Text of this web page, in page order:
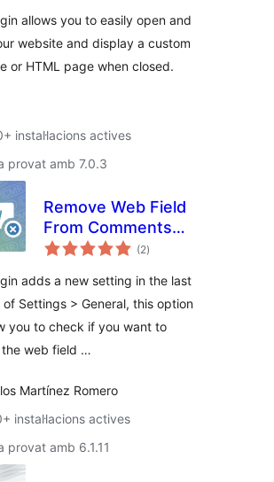
allows you to easily open and
website and display a custom
or HTML page when closed.
instal·lacions actives
provat amb 7.0.3
Remove Web Field
From Comments
Form
(2puntuacions
totals
)
adds a new setting in the last
of Settings > General, this option
you to check if you want to
the web field …
Martínez Romero
instal·lacions actives
provat amb 6.1.11